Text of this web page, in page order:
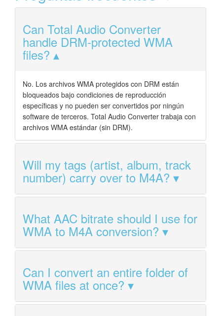
Can Total Audio Converter
handle DRM-protected WMA
files?
No. Los archivos WMA protegidos con DRM están
bloqueados bajo condiciones de reproducción
específicas y no pueden ser convertidos por ningún
software de terceros. Total Audio Converter trabaja con
archivos WMA estándar (sin DRM).
Will my tags (artist, album, track
number) carry over to M4A?
What AAC bitrate should I use for
WMA to M4A conversion?
Can I convert an entire folder of
WMA files at once?